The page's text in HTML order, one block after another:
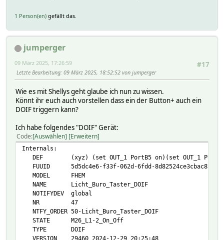
1 Person(en) gefällt das.
jumperger
#17
09 März 2025, 17:26:59
Letzte Bearbeitung: 09 März 2025, 18:52:52 von jumperger
Wie es mit Shellys geht glaube ich nun zu wissen.
Könnt ihr euch auch vorstellen dass ein der Button+ auch ein
DOIF triggern kann?
Ich habe folgendes "DOIF" Gerät:
Code Auswählen Erweitern
Internals:
DEF (xyz) (set OUT_1 PortB5 on)(set OUT_1
FUUID 5d5dc4e6-f33f-062d-6fdd-8d82524ce3cbac87
MODEL FHEM
NAME Licht_Buro_Taster_DOIF
NOTIFYDEV global
NR 47
NTFY_ORDER 50-Licht_Buro_Taster_DOIF
STATE M26_L1-2_On_Off
TYPE DOIF
VERSION 29460 2024-12-29 20:25:48